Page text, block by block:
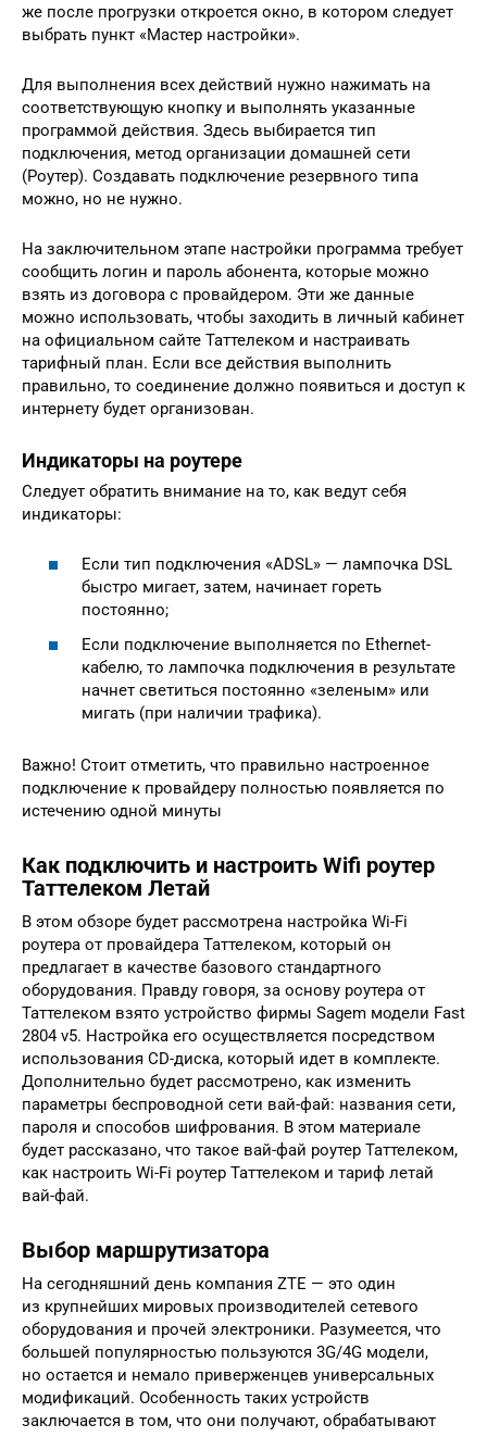
же после прогрузки откроется окно, в котором следует
выбрать пункт «Мастер настройки».
Для выполнения всех действий нужно нажимать на
соответствующую кнопку и выполнять указанные
программой действия. Здесь выбирается тип
подключения, метод организации домашней сети
(Роутер). Создавать подключение резервного типа
можно, но не нужно.
На заключительном этапе настройки программа требует
сообщить логин и пароль абонента, которые можно
взять из договора с провайдером. Эти же данные
можно использовать, чтобы заходить в личный кабинет
на официальном сайте Таттелеком и настраивать
тарифный план. Если все действия выполнить
правильно, то соединение должно появиться и доступ к
интернету будет организован.
Индикаторы на роутере
Следует обратить внимание на то, как ведут себя
индикаторы:
Если тип подключения «ADSL» — лампочка DSL
быстро мигает, затем, начинает гореть
постоянно;
Если подключение выполняется по Ethernet-
кабелю, то лампочка подключения в результате
начнет светиться постоянно «зеленым» или
мигать (при наличии трафика).
Важно! Стоит отметить, что правильно настроенное
подключение к провайдеру полностью появляется по
истечению одной минуты
Как подключить и настроить Wifi роутер
Таттелеком Летай
В этом обзоре будет рассмотрена настройка Wi-Fi
роутера от провайдера Таттелеком, который он
предлагает в качестве базового стандартного
оборудования. Правду говоря, за основу роутера от
Таттелеком взято устройство фирмы Sagem модели Fast
2804 v5. Настройка его осуществляется посредством
использования CD-диска, который идет в комплекте.
Дополнительно будет рассмотрено, как изменить
параметры беспроводной сети вай-фай: названия сети,
пароля и способов шифрования. В этом материале
будет рассказано, что такое вай-фай роутер Таттелеком,
как настроить Wi-Fi роутер Таттелеком и тариф летай
вай-фай.
Выбор маршрутизатора
На сегодняшний день компания ZTE — это один
из крупнейших мировых производителей сетевого
оборудования и прочей электроники. Разумеется, что
большей популярностью пользуются 3G/4G модели,
но остается и немало приверженцев универсальных
модификаций. Особенность таких устройств
заключается в том, что они получают, обрабатывают